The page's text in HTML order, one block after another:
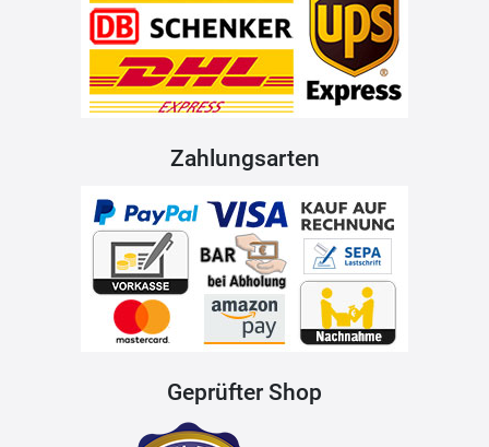
Zahlungsarten
Geprüfter Shop